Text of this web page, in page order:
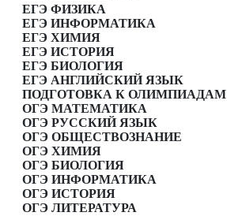
ЕГЭ ФИЗИКА
ЕГЭ ИНФОРМАТИКА
ЕГЭ ХИМИЯ
ЕГЭ ИСТОРИЯ
ЕГЭ БИОЛОГИЯ
ЕГЭ АНГЛИЙСКИЙ ЯЗЫК
ПОДГОТОВКА К ОЛИМПИАДАМ
ОГЭ МАТЕМАТИКА
ОГЭ РУССКИЙ ЯЗЫК
ОГЭ ОБЩЕСТВОЗНАНИЕ
ОГЭ ХИМИЯ
ОГЭ БИОЛОГИЯ
ОГЭ ИНФОРМАТИКА
ОГЭ ИСТОРИЯ
ОГЭ ЛИТЕРАТУРА